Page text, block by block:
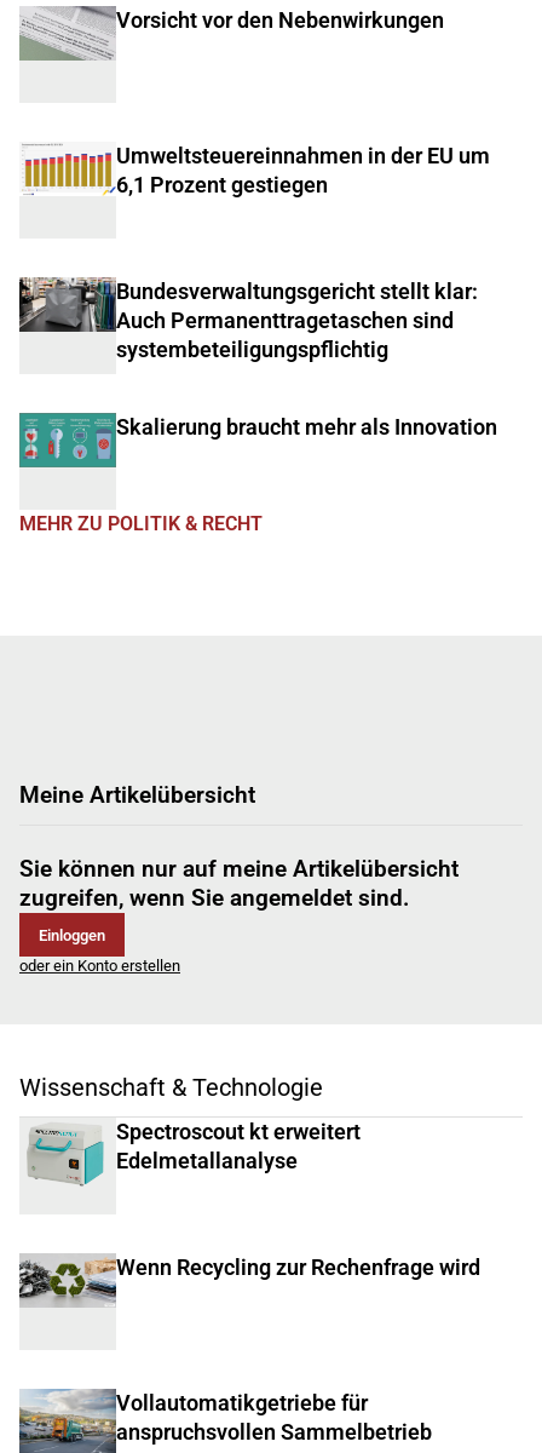
Vorsicht vor den Nebenwirkungen
Umweltsteuereinnahmen in der EU um
6,1 Prozent gestiegen
Bundesverwaltungsgericht stellt klar:
Auch Permanenttragetaschen sind
systembeteiligungspflichtig
Skalierung braucht mehr als Innovation
MEHR ZU POLITIK & RECHT
Meine Artikelübersicht
Sie können nur auf meine Artikelübersicht
zugreifen, wenn Sie angemeldet sind.
Einloggen
oder ein Konto erstellen
Wissenschaft & Technologie
Spectroscout kt erweitert
Edelmetallanalyse
Wenn Recycling zur Rechenfrage wird
Vollautomatikgetriebe für
anspruchsvollen Sammelbetrieb